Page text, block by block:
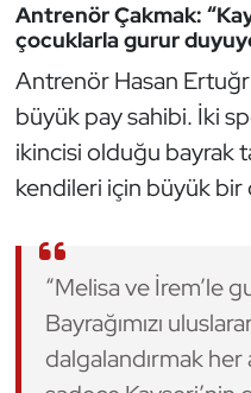
Antrenör Çakmak:
çocuklarla gurur
Antrenör Hasan
büyük pay sahibi. İki
ikincisi olduğu bayrak
kendileri için büyük
“Melisa ve İrem’le
Bayrağımızı
dalgalandırmak
Paralimpik
Ragbi
Satranç
Su Topu
Sualtı Sporları
Tekvando
Tenis